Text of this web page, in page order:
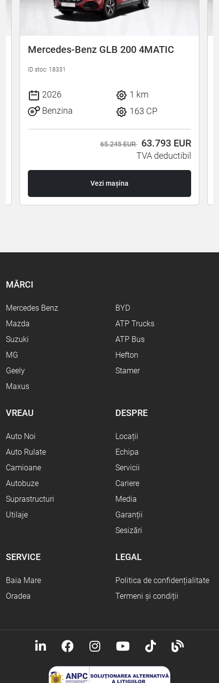
Mercedes-Benz GLB 200 4MATIC
ID stoc: 18331
2026
1 km
Benzina
163 CP
65.245 EUR 63.793 EUR
TVA deductibil
Vezi mașina
MĂRCI
Mercedes Benz
Mazda
Suzuki
MG
Geely
Maxus
BYD
ATP Trucks
ATP Bus
Hefton
Stamer
VREAU
Auto Noi
Auto Rulate
Camioane
Autobuze
Suprastructuri
Utilaje
DESPRE
Locații
Echipa
Servicii
Cariere
Media
Garanții
Sesizări
SERVICE
Baia Mare
Oradea
LEGAL
Politica de confidențialitate
Termeni și condiții